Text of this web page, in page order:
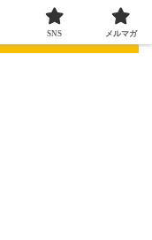
SNS メルマガ